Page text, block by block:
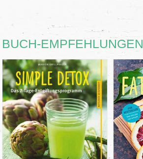
BUCH-EMPFEHLUNGEN